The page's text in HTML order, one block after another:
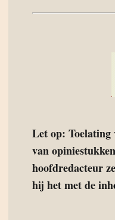
Let op: Toelating
van
hoofdredacteur
hij het met de